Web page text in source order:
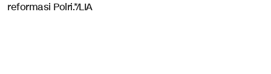
reformasi Polri.*/LIA